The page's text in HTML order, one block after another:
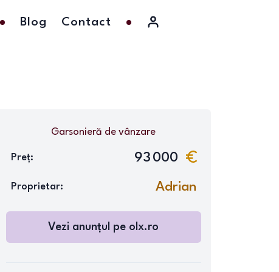
Blog Contact
Garsonieră de vânzare
Preț: 93 000
Proprietar: Adrian
Vezi anunțul pe olx.ro